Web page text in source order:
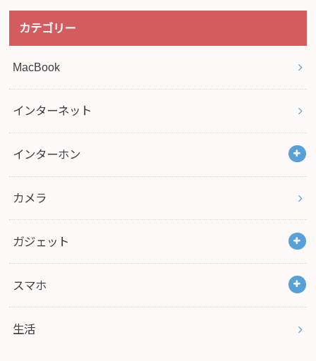
カテゴリー
MacBook
インターネット
インターホン
カメラ
ガジェット
スマホ
生活